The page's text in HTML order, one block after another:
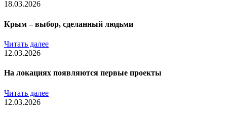
18.03.2026
Крым – выбор, сделанный людьми
Читать далее
12.03.2026
На локациях появляются первые проекты
Читать далее
12.03.2026